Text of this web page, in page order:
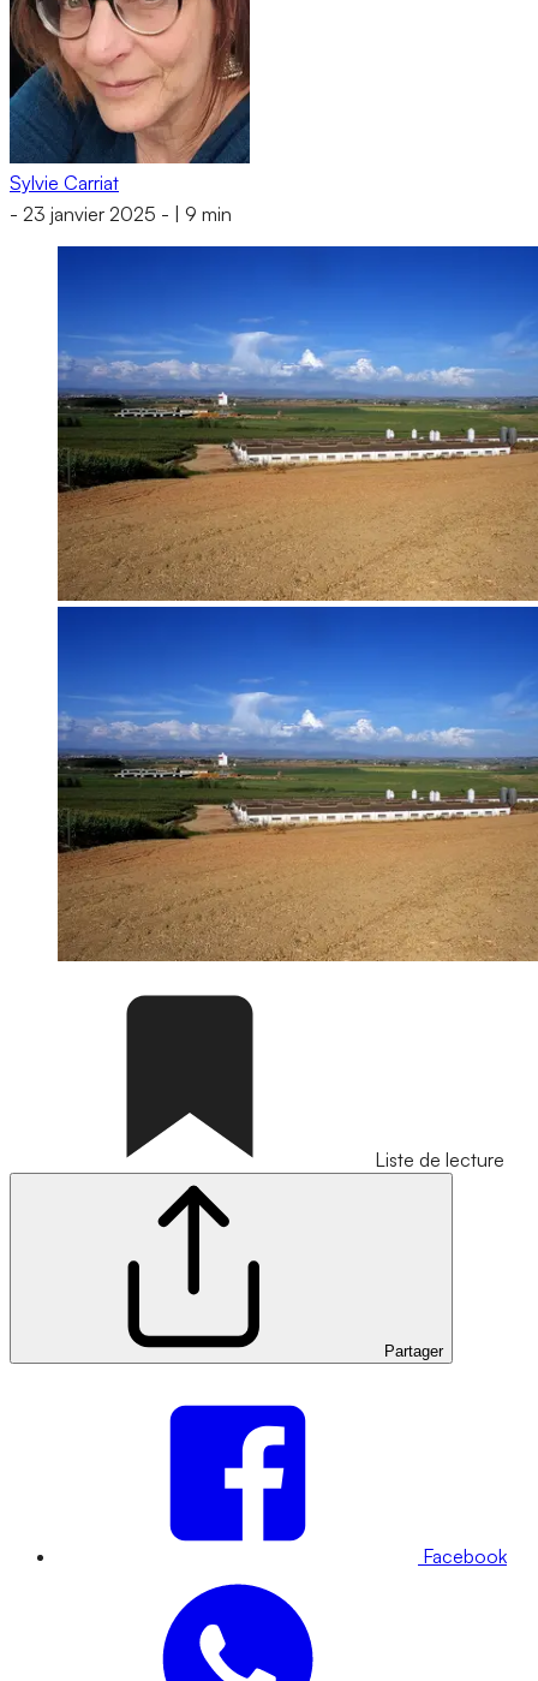
Sylvie Carriat
- 23 janvier 2025 - 9 min
Liste de lecture
Partager
Facebook